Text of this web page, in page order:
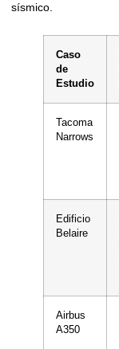
sísmico.
Caso
de
Estudio
Tacoma
Narrows
Edificio
Belaire
Airbus
A350